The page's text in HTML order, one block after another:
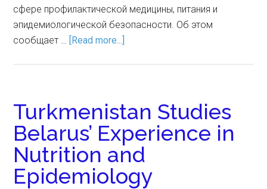
сфере профилактической медицины, питания и
эпидемиологической безопасности. Об этом
сообщает … [Read more...]
Turkmenistan Studies
Belarus’ Experience in
Nutrition and
Epidemiology